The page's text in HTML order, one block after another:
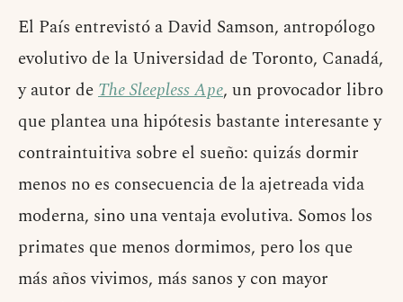
El País entrevistó a David Samson, antropólogo
evolutivo de la Universidad de Toronto, Canadá,
y autor deThe Sleepless Ape, un provocador libro
que plantea una hipótesis bastante interesante y
contraintuitiva sobre el sueño: quizás dormir
menos no es consecuencia de la ajetreada vida
moderna, sino una ventaja evolutiva. Somos los
primates que menos dormimos, pero los que
más años vivimos, más sanos y con mayor